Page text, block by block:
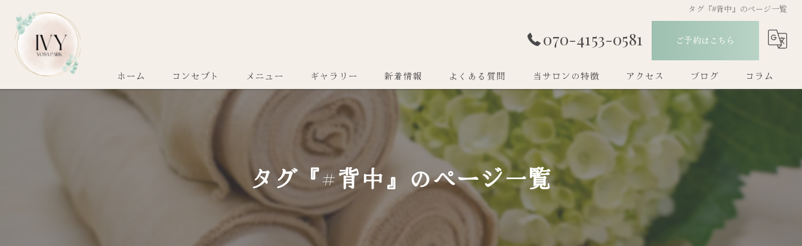
タグ『#背中』のページ一覧
070-4153-0581 ご予約はこちら
ホーム コンセプト メニュー ギャラリー 新着情報 よくある質問 当サロンの特徴
ダイエット
温活
フェムケア
プライベートサロン
アクセス ブログ コラム
タグ『#背中』のページ一覧